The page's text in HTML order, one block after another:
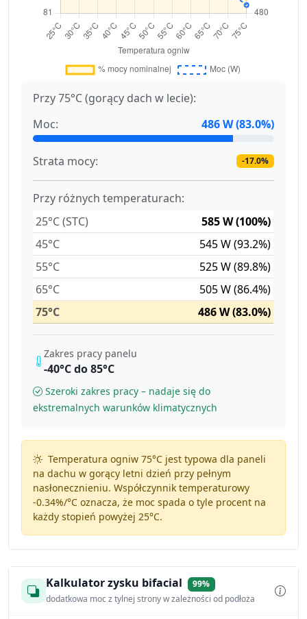
Przy 75°C (gorący dach w lecie):
Moc:
486 W (83.0%)
Strata mocy: -17.0%
Przy różnych temperaturach:
25°C (STC)
585 W (100%)
45°C
545 W (93.2%)
55°C
525 W (89.8%)
65°C
505 W (86.4%)
75°C
486 W (83.0%)
Zakres pracy panelu
-40°C do 85°C
Szeroki zakres pracy – nadaje się do
ekstremalnych warunków klimatycznych
Temperatura ogniw 75°C jest typowa dla paneli
na dachu w gorący letni dzień przy pełnym
nasłonecznieniu. Współczynnik temperaturowy
-0.34%/°Coznacza, że moc spada o tyle procent na
każdy stopień powyżej 25°C.
Kalkulator zysku bifacial
99%
dodatkowa moc z tylnej strony w zależności od podłoża